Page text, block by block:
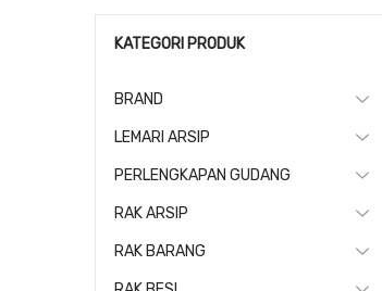
KATEGORI PRODUK
BRAND
LEMARI ARSIP
PERLENGKAPAN GUDANG
RAK ARSIP
RAK BARANG